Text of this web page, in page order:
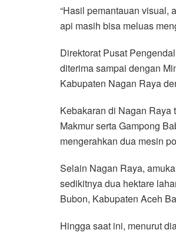
“Hasil pemantauan visual,
api masih bisa meluas
Direktorat Pusat
diterima sampai dengan
Kabupaten Nagan Raya
Kebakaran di Nagan Raya
Makmur serta Gampong
mengerahkan dua mesin
Selain Nagan Raya,
sedikitnya dua hektare
Bubon, Kabupaten Aceh
Hingga saat ini, menurut